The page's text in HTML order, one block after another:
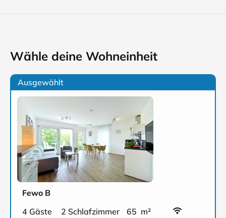
Wähle deine Wohneinheit
Ausgewählt
Fewo B
4 Gäste
2 Schlafzimmer 65 m²